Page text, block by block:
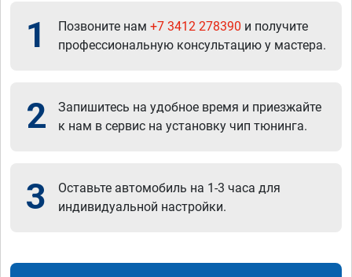
1 Позвоните нам +7 3412 278390 и получите
профессиональную консультацию у мастера.
2
Запишитесь на удобное время и приезжайте
к нам в сервис на установку чип тюнинга.
3
Оставьте автомобиль на 1-3 часа для
индивидуальной настройки.